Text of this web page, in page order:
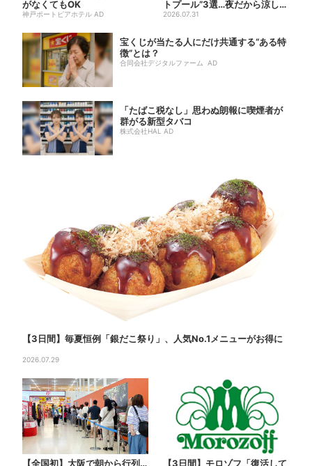
がなくてもOK
神戸ポートピアホテル AD
トプール”3選…夜だから涼しい
＆コスパ最強
2026.07.31
宝くじが当たる人にだけ共通する“ある特
徴”とは？
合同会社デジタルファーム AD
「たばこ税なし」思わぬ朗報に喫煙者が
群がる新型タバコ
株式会社HAL AD
【3日間】毎夏恒例「銀だこ祭り」、人気No.1メニューがお得に
2026.07.29
【全国初】大阪で朝から行列… 【3日間】モロゾフ「復活して